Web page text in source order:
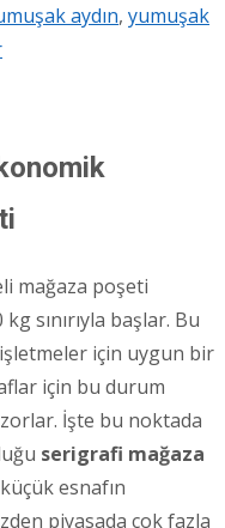
aydın, yumuşak
mağaza poşeti
sınırıyla başlar. Bu
için uygun bir
için bu durum
İşte bu noktada
serigrafi mağaza
esnafın
piyasada çok fazla